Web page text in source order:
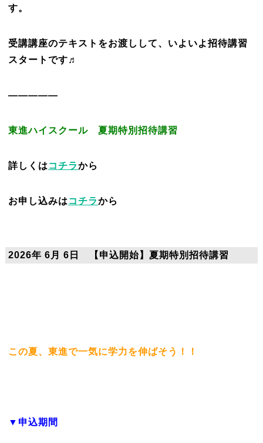
す。
受講講座のテキストをお渡しして、いよいよ招待講習
スタートです♬
—————
東進ハイスクール 夏期特別招待講習
詳しくは コチラから
お申し込みは コチラから
2026年 6月 6日 【申込開始】夏期特別招待講習
この夏、東進で一気に学力を伸ばそう！！
▼申込期間